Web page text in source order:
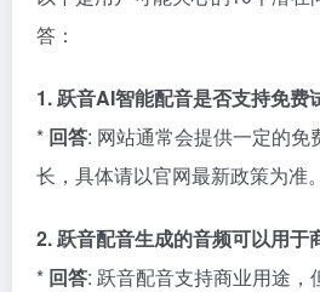
答：
1. 跃音AI智能配音是否支持免费
* 回答: 网站通常会提供一定的
长，具体请以官网最新政策为准。
2. 跃音配音生成的音频可以用于
* 回答: 跃音配音支持商业用途